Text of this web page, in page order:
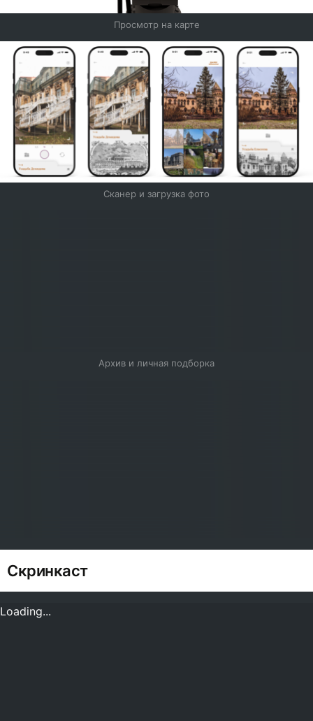
Просмотр на карте
Сканер и загрузка фото
Архив и личная подборка
Скринкаст
Loading...